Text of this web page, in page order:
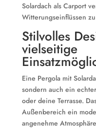
Solardach als Carport
Witterungseinflüssen
Stilvolles
vielseitige
Eine Pergola mit
sondern auch ein
oder deine Terrasse.
Außenbereich ein
angenehme